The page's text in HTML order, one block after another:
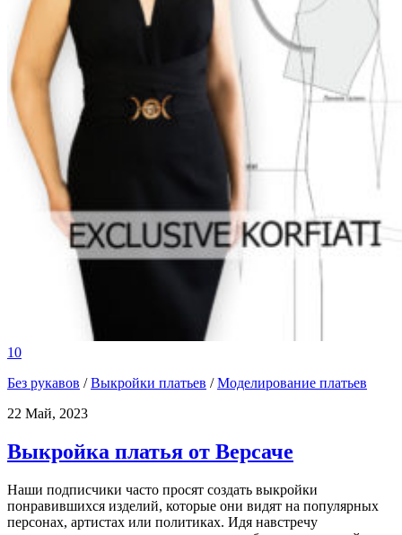
10
Без рукавов /Выкройки платьев /Моделирование платьев
22 Май, 2023
Выкройка платья от Версаче
Наши подписчики часто просят создать выкройки
понравившихся изделий, которые они видят на популярных
персонах, артистах или политиках. Идя навстречу